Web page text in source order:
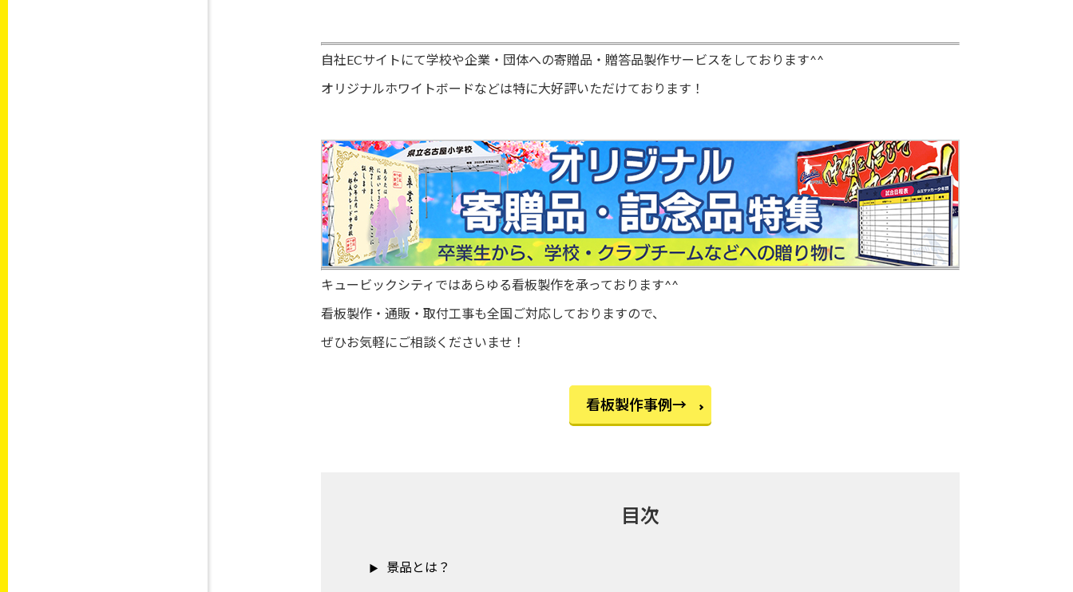
自社ECサイトにて学校や企業・団体への寄贈品・贈答品製作サービスをしております^^
オリジナルホワイトボードなどは特に大好評いただけております！
キュービックシティではあらゆる看板製作を承っております^^
看板製作・通販・取付工事も全国ご対応しておりますので、
ぜひお気軽にご相談くださいませ！
看板製作事例→
目次
景品とは？